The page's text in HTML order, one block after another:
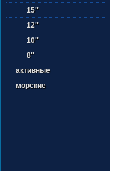
15''
12''
10''
8''
активные
морские